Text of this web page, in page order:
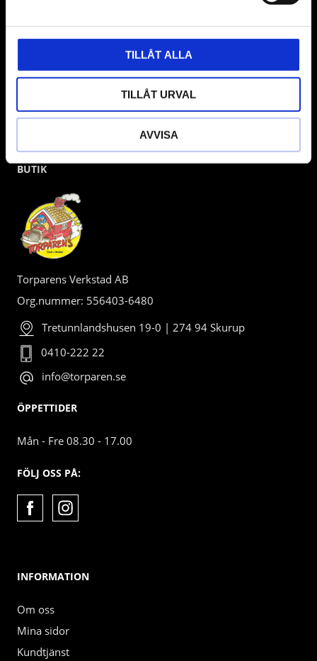
TILLÅT ALLA
TILLÅT URVAL
AVVISA
BUTIK
Torparens Verkstad AB
Org.nummer: 556403-6480
Tretunnlandshusen 19-0 | 274 94 Skurup
0410-222 22
info@torparen.se
ÖPPETTIDER
Mån - Fre 08.30 - 17.00
FÖLJ OSS PÅ:
INFORMATION
Om oss
Mina sidor
Kundtjänst